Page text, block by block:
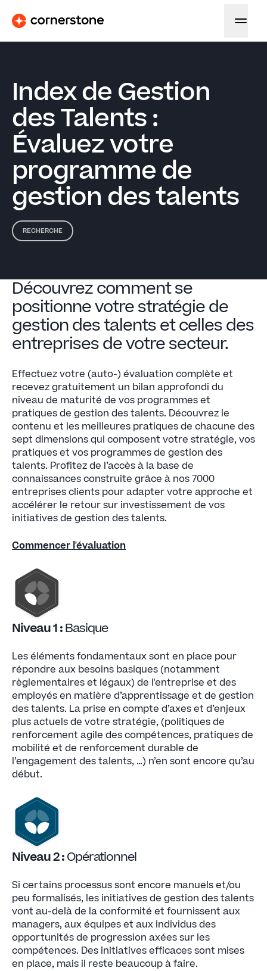
Index de Gestion
des Talents :
Évaluez votre
programme de
gestion des talents
RECHERCHE
Découvrez comment se
positionne votre stratégie de
gestion des talents et celles des
entreprises de votre secteur.
Effectuez votre (auto-) évaluation complète et
recevez gratuitement un bilan approfondi du
niveau de maturité de vos programmes et
pratiques de gestion des talents. Découvrez le
contenu et les meilleures pratiques de chacune des
sept dimensions qui composent votre stratégie, vos
pratiques et vos programmes de gestion des
talents. Profitez de l’accès à la base de
connaissances construite grâce à nos 7000
entreprises clients pour adapter votre approche et
accélérer le retour sur investissement de vos
initiatives de gestion des talents.
Commencer l'évaluation
Niveau 1 :Basique
Les éléments fondamentaux sont en place pour
répondre aux besoins basiques (notamment
règlementaires et légaux) de l'entreprise et des
employés en matière d’apprentissage et de gestion
des talents. La prise en compte d’axes et d’enjeux
plus actuels de votre stratégie, (politiques de
renforcement agile des compétences, pratiques de
mobilité et de renforcement durable de
l’engagement des talents, …) n’en sont encore qu’au
début.
Niveau 2 :Opérationnel
Si certains processus sont encore manuels et/ou
peu formalisés, les initiatives de gestion des talents
vont au-delà de la conformité et fournissent aux
managers, aux équipes et aux individus des
opportunités de progression axées sur les
compétences. Des initiatives efficaces sont mises
en place, mais il reste beaucoup à faire.